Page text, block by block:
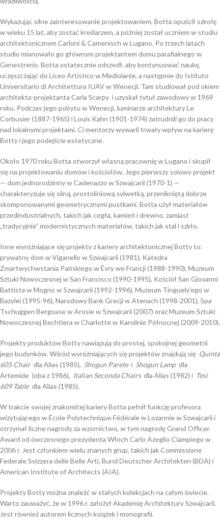
Wykazując silne zainteresowanie projektowaniem, Botta opuścił szkołę
w wieku 15 lat, aby zostać kreślarzem, a później został uczniem w studiu
architektonicznym Carloni & Camenisch w Lugano. Po trzech latach
studio mianowało go głównym projektantem domu parafialnego w
Genestrerio. Botta ostatecznie odszedł, aby kontynuować naukę,
uczęszczając do Liceo Artistico w Mediolanie, a następnie do Istituto
Universitario di Architettura IUAV w Wenecji. Tam studiował pod okiem
architekta-projektanta Carla Scarpy i uzyskał tytuł zawodowy w 1969
roku. Podczas jego pobytu w Wenecji, luminarze architektury Le
Corbusier (1887-1965) i Louis Kahn (1901-1974) zatrudnili go do pracy
nad lokalnymi projektami. Ci mentorzy wywarli trwały wpływ na karierę
Botty i jego podejście estetyczne.
Około 1970 roku Botta otworzył własną pracownię w Lugano i skupił
się na projektowaniu domów i kościołów. Jego pierwszy solowy projekt
— dom jednorodzinny w Cadenazzo w Szwajcarii (1970-1) —
charakteryzuje się silną, prostoliniową sylwetką, przenikniętą dobrze
skomponowanymi geometrycznymi pustkami. Botta użył materiałów
przedindustrialnych, takich jak cegła, kamień i drewno, zamiast
„tradycyjnie” modernistycznych materiałów, takich jak stal i szkło.
Inne wyróżniające się projekty z kariery architektonicznej Botty to:
prywatny dom w Viganello w Szwajcarii (1981), Katedra
Zmartwychwstania Pańskiego w Évry we Francji (1988-1990), Muzeum
Sztuki Nowoczesnej w San Francisco (1990-1995), Kościół San Giovanni
Battista w Mogno w Szwajcarii (1992-1996), Muzeum Tinguely’ego w
Bazylei (1995-96), Narodowy Bank Grecji w Atenach (1998-2001), Spa
Tschuggen Bergoase w Arosie w Szwajcarii (2007) oraz Muzeum Sztuki
Nowoczesnej Bechtlera w Charlotte w Karolinie Północnej (2009-2010).
Projekty produktów Botty nawiązują do prostej, spokojnej geometrii
jego budynków. Wśród wyróżniających się projektów znajdują się Quinta
605 Chair dla Alias ​​(1985), Shogun Paretei Shogun Lampdla
Artemide (oba z 1986), Italian Seconda Chairsdla Alias ​​(1982) i Tesi
609 Tabledla Alias ​​(1985).
W trakcie swojej znakomitej kariery Botta pełnił funkcję profesora
wizytującego w École Polytechnique Fédérale w Lozannie w Szwajcarii i
otrzymał liczne nagrody za wzornictwo, w tym nagrodę Grand Officer
Award od ówczesnego prezydenta Włoch Carlo Azeglio Ciampiego w
2006 r. Jest członkiem wielu znanych grup, takich jak Commissione
Federale Svizzera delle Belle Arti, Bund Deutscher Architekten (BDA) i
American Institute of Architects (AIA).
Projekty Botty można znaleźć w stałych kolekcjach na całym świecie.
Warto zauważyć, że w 1996 r. założył Akademię Architektury Szwajcarii.
Jest również autorem licznych książek i monografii.